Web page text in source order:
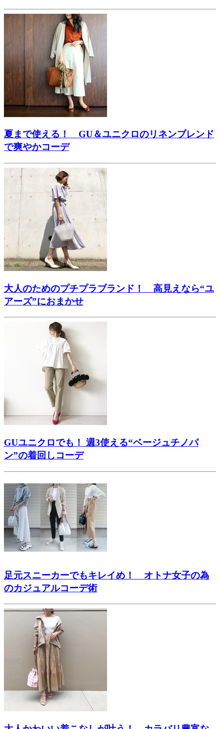
夏まで使える！ GU＆ユニクロのリネンブレンド
で爽やかコーデ
大人のためのプチプラブランド！ 高見えなら“ユ
アーズ”におまかせ
GUユニクロでも！ 週3使える“ベージュチノパ
ン”の着回しコーデ
足元スニーカーでもキレイめ！ オトナ女子の為
のカジュアルコーデ術